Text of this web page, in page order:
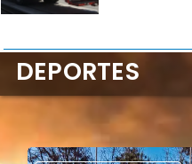
DEPORTES